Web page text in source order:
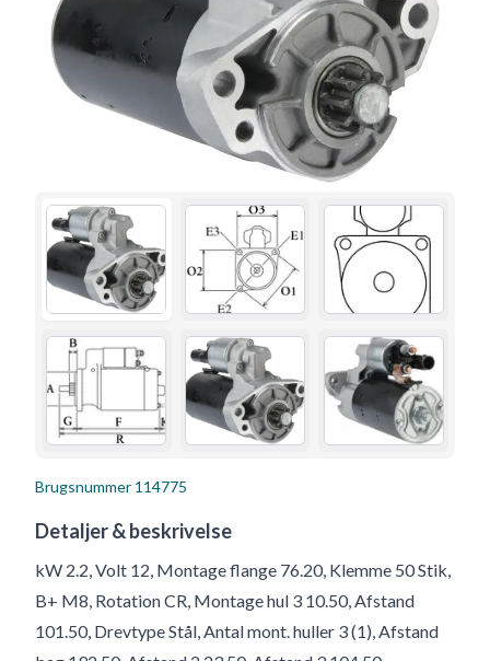
Brugsnummer 114775
Detaljer & beskrivelse
kW 2.2, Volt 12, Montage flange 76.20, Klemme 50 Stik,
B+ M8, Rotation CR, Montage hul 3 10.50, Afstand
101.50, Drevtype Stål, Antal mont. huller 3 (1), Afstand